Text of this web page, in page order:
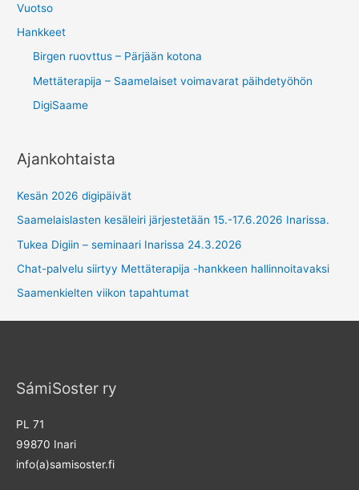
Vuotso
Hankkeet
Birgen ruovttus – Pärjään kotona
Mettäterapija – Saamelaiset voimavarat päihdetyöhön
DigiSaame
Ajankohtaista
Kesän 2026 digipäivät
Saamelaislasten kesäleiri järjestetään 15.-17.6.2026 Inarissa.
Tukea Digiin – seminaari Inarissa 24.3.2026
Chat-palvelu siirtyy Mettäterapija -hankkeen hallinnoitavaksi
Saamenkielten viikon tapahtumat
SámiSoster ry
PL 71
99870 Inari
info(a)samisoster.fi